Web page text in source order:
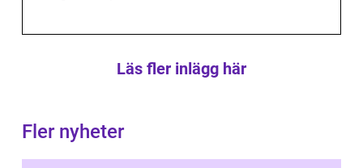
Läs fler inlägg här
Fler nyheter